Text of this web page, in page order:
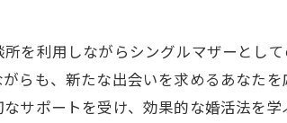
を利用しながらシングルマザーとし
らも、新たな出会いを求めるあなた
サポートを受け、効果的な婚活法を